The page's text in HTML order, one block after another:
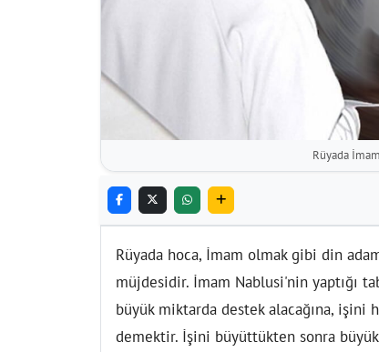
Rüyada
Rüyada hoca, İmam olmak gibi din
müjdesidir. İmam Nablusi'nin yaptığı
büyük miktarda destek alacağına, işini
demektir. İşini büyüttükten sonra